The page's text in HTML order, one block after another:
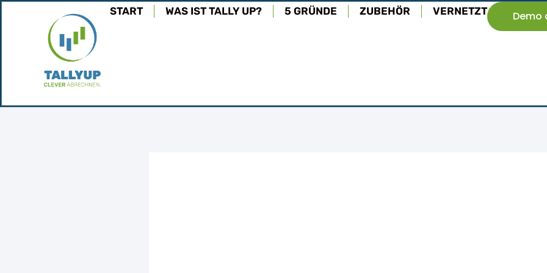
START WAS IST TALLY UP? 5 GRÜNDE ZUBEHÖR VERNETZT Demo